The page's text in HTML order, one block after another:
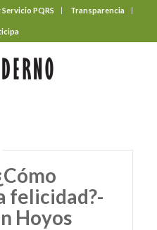
PQRS Transparencia
felicidad?-
Hoyos